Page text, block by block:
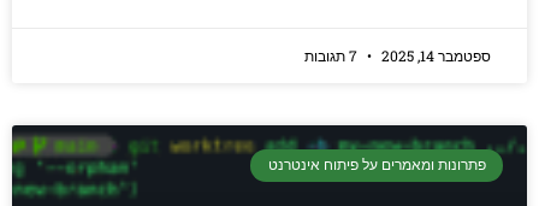
ספטמבר 14, 2025
פתרונות ומאמרים על פיתוח אינטרנט